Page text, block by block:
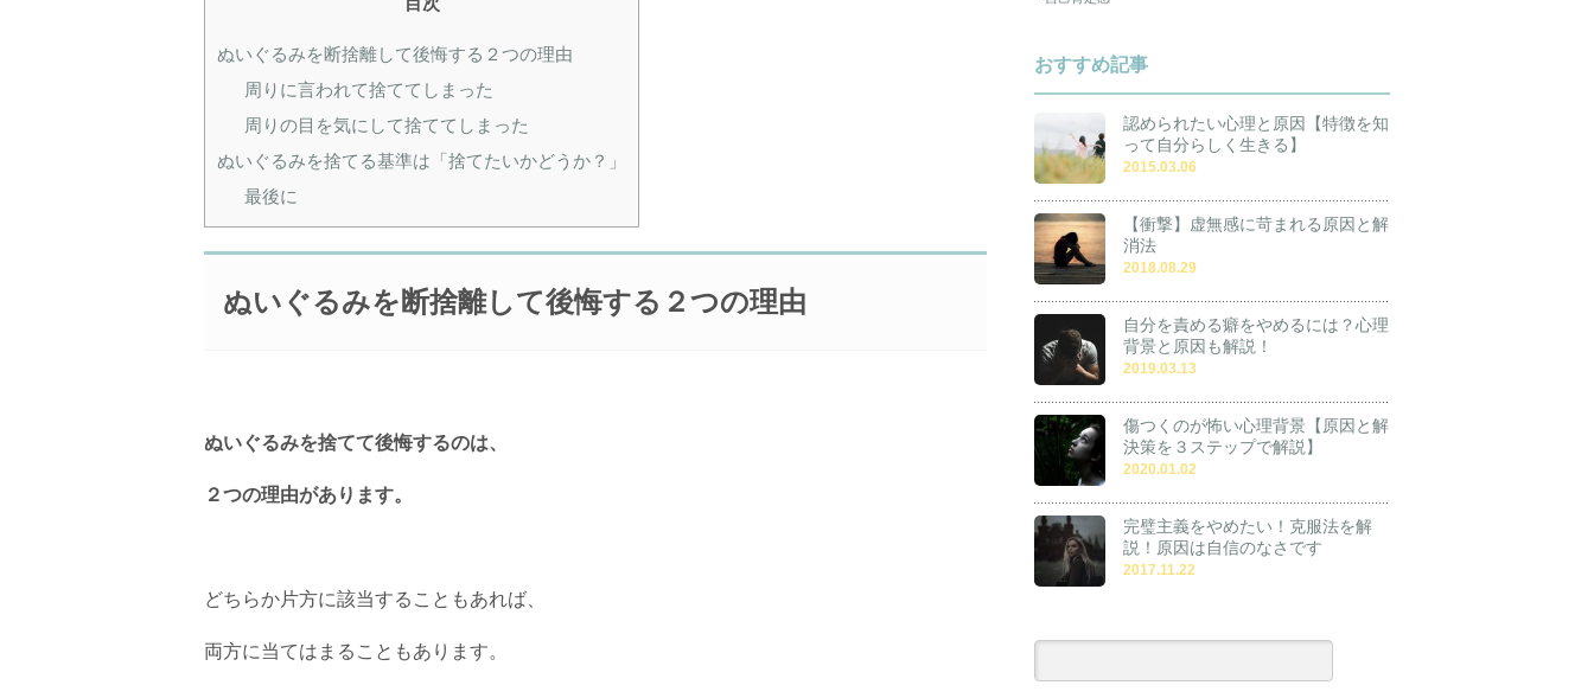
ぬいぐるみを断捨離して後悔する２つの理由
周りに言われて捨ててしまった
周りの目を気にして捨ててしまった
ぬいぐるみを捨てる基準は「捨てたいかどうか？」
最後に
ぬいぐるみを断捨離して後悔する２つの理由
ぬいぐるみを捨てて後悔するのは、
２つの理由があります。
どちらか片方に該当することもあれば、
両方に当てはまることもあります。
おすすめ記事
認められたい心理と原因【特徴を知
って自分らしく生きる】
2015.03.06
【衝撃】虚無感に苛まれる原因と解
消法
2018.08.29
自分を責める癖をやめるには？心理
背景と原因も解説！
2019.03.13
傷つくのが怖い心理背景【原因と解
決策を３ステップで解説】
2020.01.02
完璧主義をやめたい！克服法を解
説！原因は自信のなさです
2017.11.22